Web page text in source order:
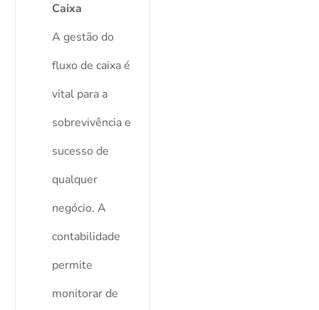
Caixa
A gestão do
fluxo de caixa é
vital para a
sobrevivência e
sucesso de
qualquer
negócio. A
contabilidade
permite
monitorar de